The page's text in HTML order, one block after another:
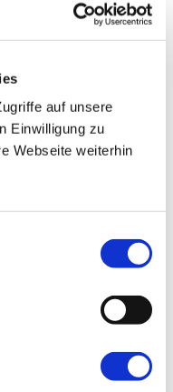
auf unsere
Einwilligung zu
Webseite weiterhin
07 08 09
14
21
28 29 30